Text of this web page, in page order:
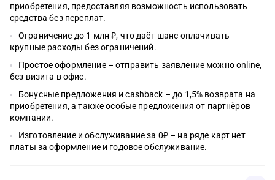
приобретения, предоставляя возможность использовать
средства без переплат.
Ограничение до 1 млн ₽, что даёт шанс оплачивать
крупные расходы без ограничений.
Простое оформление – отправить заявление можно online,
без визита в офис.
Бонусные предложения и cashback – до 1,5% возврата на
приобретения, а также особые предложения от партнёров
компании.
Изготовление и обслуживание за 0₽ – на ряде карт нет
платы за оформление и годовое обслуживание.